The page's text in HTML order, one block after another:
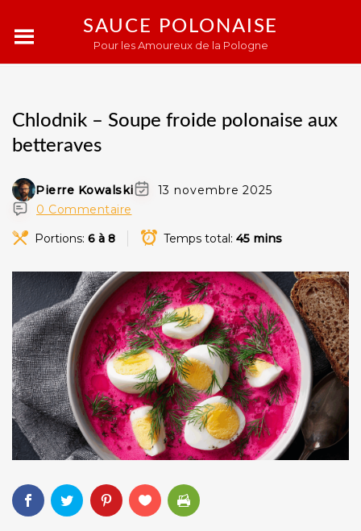
SAUCE POLONAISE
Pour les Amoureux de la Pologne
Chlodnik – Soupe froide polonaise aux
betteraves
Pierre Kowalski
13 novembre 2025
0 Commentaire
Portions: 6 à 8 Temps total: 45 mins